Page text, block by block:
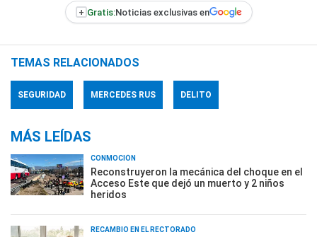
+ Gratis:Noticias exclusivas en
TEMAS RELACIONADOS
SEGURIDAD MERCEDES RUS DELITO
MÁS LEÍDAS
CONMOCIÓN
Reconstruyeron la mecánica del choque en el
Acceso Este que dejó un muerto y 2 niños
heridos
RECAMBIO EN EL RECTORADO